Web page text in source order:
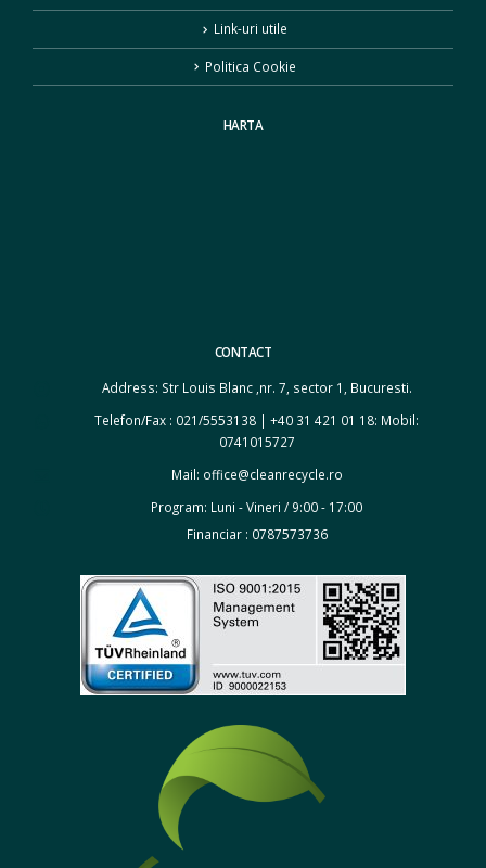
Link-uri utile
Politica Cookie
HARTA
CONTACT
Address: Str Louis Blanc ,nr. 7, sector 1, Bucuresti.
Telefon/Fax : 021/5553138 | +40 31 421 01 18: Mobil:
0741015727
Mail: office@cleanrecycle.ro
Program: Luni - Vineri / 9:00 - 17:00
Financiar : 0787573736